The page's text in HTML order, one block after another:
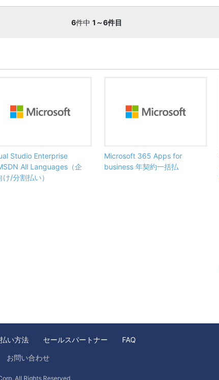
6件中 1～6件目
Studio Enterprise
All Languages（企
け/分割払い）
Microsoft 365 Apps for
business 年契約一括払
い方法 セールスパートナー FAQ
お問い合わせ
All Rights Reserved.